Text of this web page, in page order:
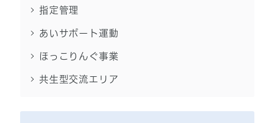
指定管理
あいサポート運動
ほっこりんぐ事業
共生型交流エリア